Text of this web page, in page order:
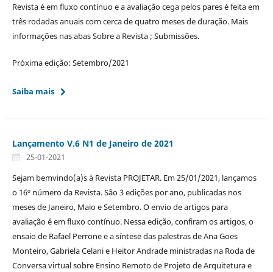
Revista é em fluxo contínuo e a avaliação cega pelos pares é feita em
três rodadas anuais com cerca de quatro meses de duração. Mais
informações nas abas Sobre a Revista ; Submissões.
Próxima edição: Setembro/2021
Saiba mais
Lançamento V.6 N1 de Janeiro de 2021
25-01-2021
Sejam bemvindo(a)s à Revista PROJETAR. Em 25/01/2021, lançamos
o 16º número da Revista. São 3 edições por ano, publicadas nos
meses de Janeiro, Maio e Setembro. O envio de artigos para
avaliação é em fluxo contínuo. Nessa edição, confiram os artigos, o
ensaio de Rafael Perrone e a síntese das palestras de Ana Goes
Monteiro, Gabriela Celani e Heitor Andrade ministradas na Roda de
Conversa virtual sobre Ensino Remoto de Projeto de Arquitetura e